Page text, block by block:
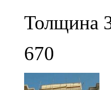
Толщина
670